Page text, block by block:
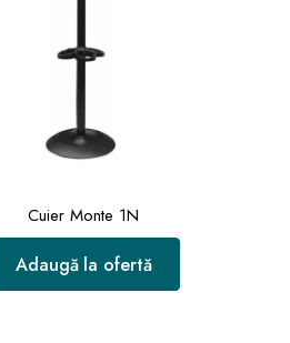
Cuier Monte 1N
Adaugă la ofertă